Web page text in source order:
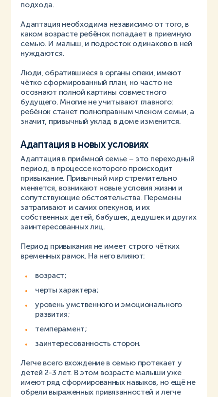
подхода.
Адаптация необходима независимо от того, в
каком возрасте ребёнок попадает в приемную
семью. И малыш, и подросток одинаково в ней
нуждаются.
Люди, обратившиеся в органы опеки, имеют
чётко сформированный план, но часто не
осознают полной картины совместного
будущего. Многие не учитывают главного:
ребёнок станет полноправным членом семьи, а
значит, привычный уклад в доме изменится.
Адаптация в новых условиях
Адаптация в приёмной семье – это переходный
период, в процессе которого происходит
привыкание. Привычный мир стремительно
меняется, возникают новые условия жизни и
сопутствующие обстоятельства. Перемены
затрагивают и самих опекунов, и их
собственных детей, бабушек, дедушек и других
заинтересованных лиц.
Период привыкания не имеет строго чётких
временных рамок. На него влияют:
возраст;
черты характера;
уровень умственного и эмоционального
развития;
темперамент;
заинтересованность сторон.
Легче всего вхождение в семью протекает у
детей 2-3 лет. В этом возрасте малыши уже
имеют ряд сформированных навыков, но ещё не
обрели выраженных привязанностей и легче